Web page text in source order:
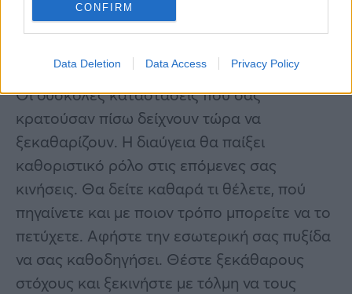
CONFIRM
Data Deletion Data Access Privacy Policy
Υδροχόος
Οι δύσκολες καταστάσεις που σας
κρατούσαν πίσω δείχνουν τώρα να
ξεκαθαρίζουν. Η διαύγεια θα παίξει
καθοριστικό ρόλο στις επόμενες σας
κινήσεις. Θα δείτε καθαρά τι θέλετε, πού
πηγαίνετε και με ποιον τρόπο μπορείτε να το
πετύχετε. Αφήστε την εσωτερική σας πυξίδα
να σας καθοδηγήσει. Θέστε ξεκάθαρους
στόχους και ξεκινήστε με τόλμη να τους